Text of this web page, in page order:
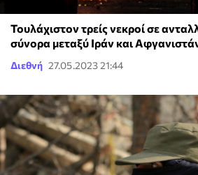
Τουλάχιστον τρείς νεκροί σε
σύνορα μεταξύ Ιράν και
Διεθνή 27.05.2023 21:44